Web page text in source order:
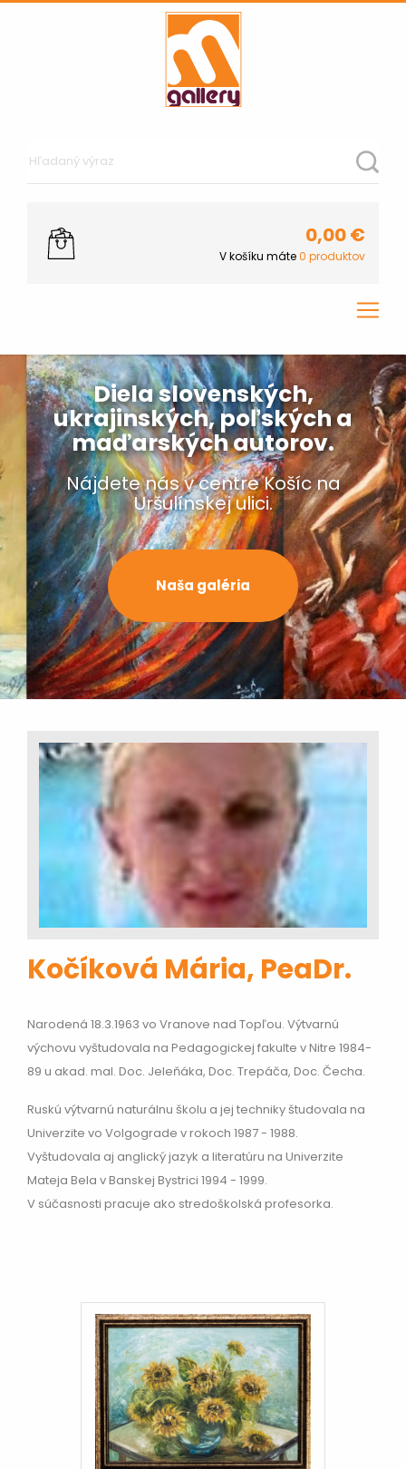
0,00€
V košíku máte0 produktov
Diela slovenských,
ukrajinských, poľských a
maďarských autorov.
Nájdete nás v centre Košíc na
Uršulínskej ulici.
Naša galéria
Kočíková Mária, PeaDr.
Narodená 18.3.1963 vo Vranove nad Topľou. Výtvarnú
výchovu vyštudovala na Pedagogickej fakulte v Nitre 1984-
89 u akad. mal. Doc. Jeleňáka, Doc. Trepáča, Doc. Čecha.
Ruskú výtvarnú naturálnu školu a jej techniky študovala na
Univerzite vo Volgograde v rokoch 1987 - 1988.
Vyštudovala aj anglický jazyk a literatúru na Univerzite
Mateja Bela v Banskej Bystrici 1994 - 1999.
V súčasnosti pracuje ako stredoškolská profesorka.